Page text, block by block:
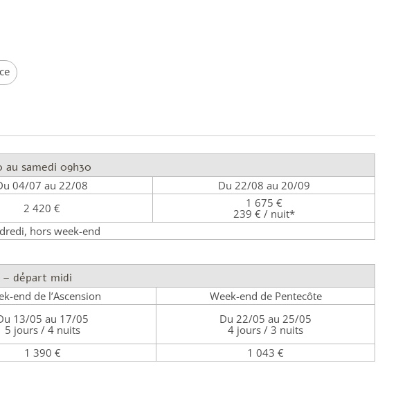
au samedi 09h30
04/07 au 22/08
Du 22/08 au 20/09
2 420 €
1 675 €
239 € / nuit*
hors week-end
départ midi
end de l’Ascension
Week-end de Pentecôte
13/05 au 17/05
5 jours / 4 nuits
Du 22/05 au 25/05
4 jours / 3 nuits
1 390 € 1 043 €